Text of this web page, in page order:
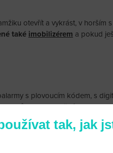
otevřít a vykrást, v
také imobilizérem a pokud
s plovoucím kódem, s
obratem zajistíme.
tak, jak